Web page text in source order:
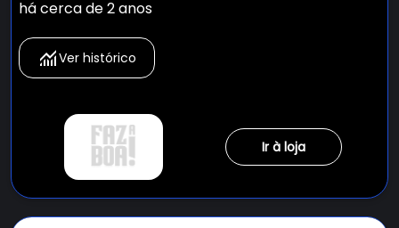
há cerca de 2 anos
Ver histórico
Ir à loja